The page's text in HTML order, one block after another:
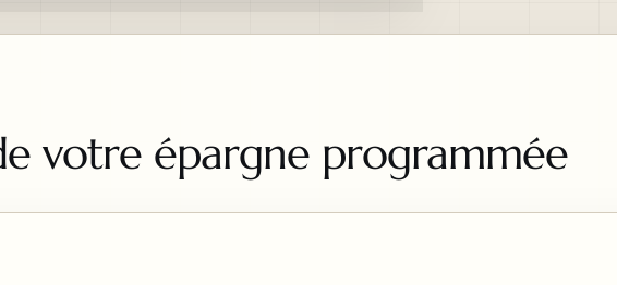
votre épargne programmée